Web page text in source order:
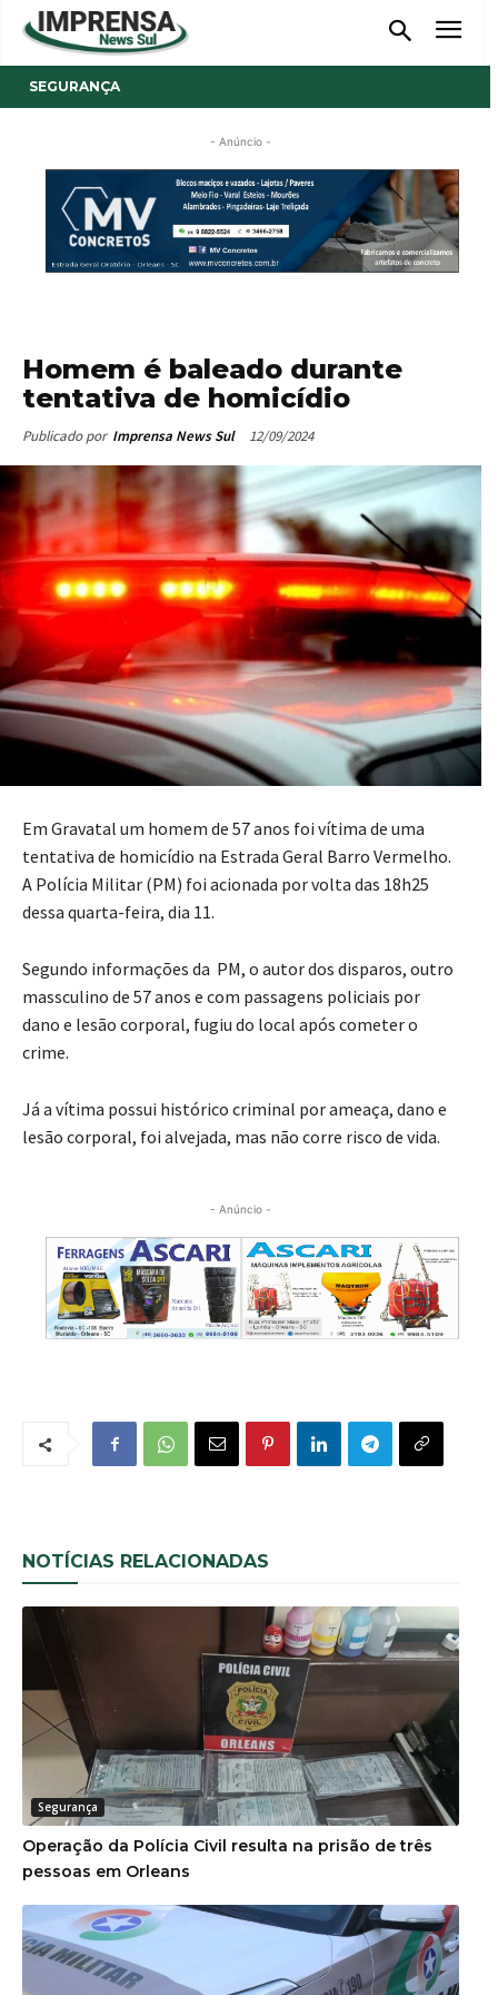
SEGURANÇA
- Anúncio -
Homem é baleado durante
tentativa de homicídio
Publicado por Imprensa News Sul 12/09/2024
Em Gravatal um homem de 57 anos foi vítima de uma
tentativa de homicídio na Estrada Geral Barro Vermelho.
A Polícia Militar (PM) foi acionada por volta das 18h25
dessa quarta-feira, dia 11.
Segundo informações da PM, o autor dos disparos, outro
massculino de 57 anos e com passagens policiais por
dano e lesão corporal, fugiu do local após cometer o
crime.
Já a vítima possui histórico criminal por ameaça, dano e
lesão corporal, foi alvejada, mas não corre risco de vida.
- Anúncio -
NOTÍCIAS RELACIONADAS
Segurança
Operação da Polícia Civil resulta na prisão de três
pessoas em Orleans